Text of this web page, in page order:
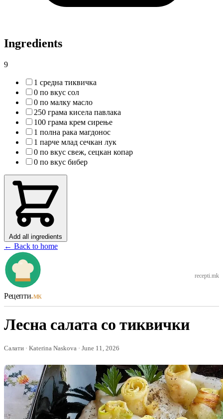
Ingredients
9
1 средна тиквичка
0 по вкус сол
0 по малку масло
250 грама кисела павлака
100 грама крем сирење
1 полна рака магдонос
1 парче млад сечкан лук
0 по вкус свеж, сецкан копар
0 по вкус бибер
Add all ingredients
← Back to home
Рецепти.мк
recepti.mk
Лесна салата со тиквички
Салати · Katerina Naskova · June 11, 2026